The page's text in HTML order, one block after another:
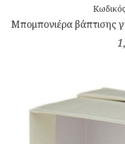
Μπομπονιέρα βάπτισης